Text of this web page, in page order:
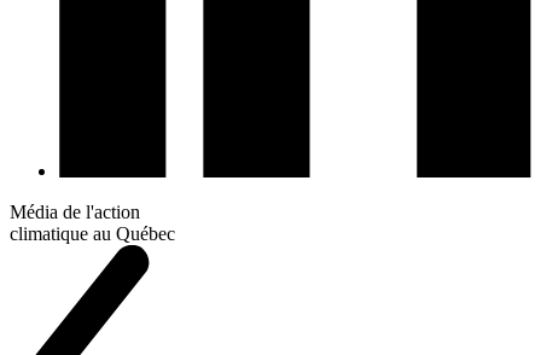
Média de l'action
climatique au Québec